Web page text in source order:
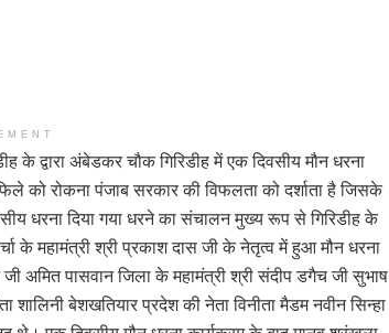
के द्वारा अंबेडकर चौक गिरिडीह में एक दिवसीय मौन धरना
को रोकना पंजाब सरकार की विफलता को दर्शाता है जिसके
धरना दिया गया धरने का संचालन मुख्य रूप से गिरिडीह के
के महामंत्री श्री प्रकाश दास जी के नेतृत्व में हुआ मौन धरना
अमित पासवान जिला के महामंत्री श्री संदीप डगैच जी सुभाष
शालिनी बेशखतियार प्रदेश की नेता विनीता मैडम नवीन सिन्हा